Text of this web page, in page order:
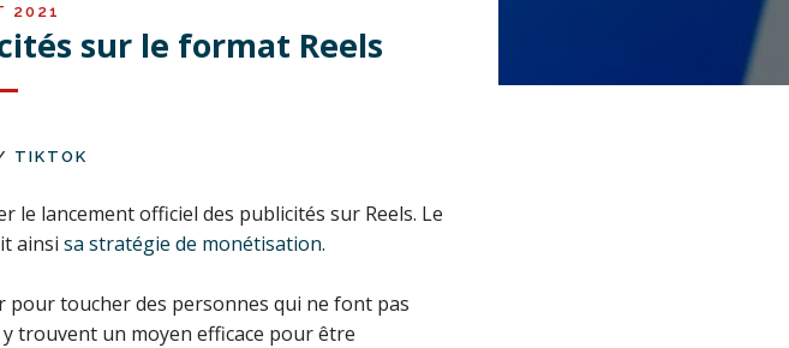
2021
sur le format Reels
TIKTOK
le lancement officiel des publicités sur Reels. Le
ainsi sa stratégie de monétisation.
pour toucher des personnes qui ne font pas
y trouvent un moyen efficace pour être